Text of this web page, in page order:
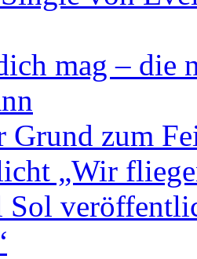
mag – die
Grund zum
„Wir
Sol